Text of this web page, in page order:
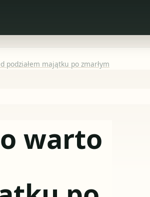
podziałem majątku po zmarłym
warto